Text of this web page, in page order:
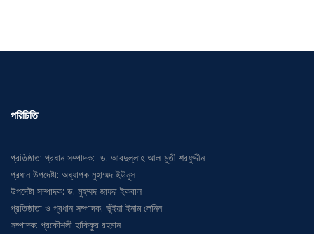
পরিচিতি
প্রতিষ্ঠাতা প্রধান সম্পাদক: ড. আবদুল্লাহ আল-মুতী শরফুদ্দীন
প্রধান উপদেষ্টা: অধ্যাপক মুহাম্মদ ইউনুস
উপদেষ্টা সম্পাদক: ড. মুহম্মদ জাফর ইকবাল
প্রতিষ্ঠাতা ও প্রধান সম্পাদক: ভূঁইয়া ইনাম লেনিন
সম্পাদক: প্রকৌশলী হাকিকুর রহমান